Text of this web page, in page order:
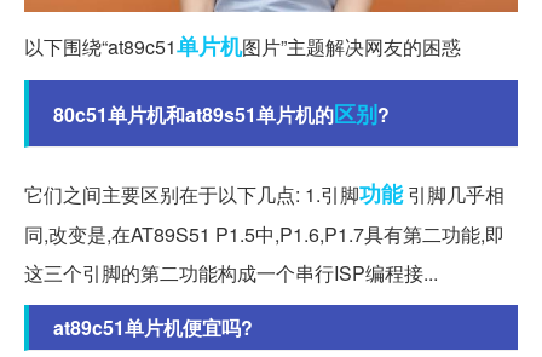
以下围绕“at89c51单片机图片”主题解决网友的困惑
80c51单片机和at89s51单片机的区别?
它们之间主要区别在于以下几点: 1.引脚功能引脚几乎相
同,改变是,在AT89S51 P1.5中,P1.6,P1.7具有第二功能,即
这三个引脚的第二功能构成一个串行ISP编程接...
at89c51单片机便宜吗?